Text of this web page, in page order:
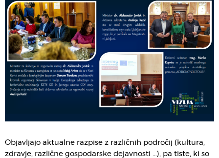
Objavljajo aktualne razpise z različnih področij (kultura,
zdravje, različne gospodarske dejavnosti …), pa tiste, ki so